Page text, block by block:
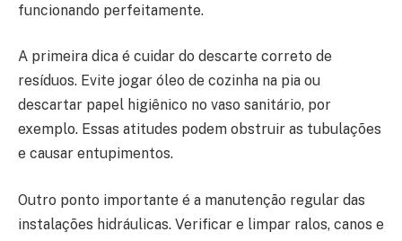
funcionando perfeitamente.
A primeira dica é cuidar do descarte correto de
resíduos. Evite jogar óleo de cozinha na pia ou
descartar papel higiênico no vaso sanitário, por
exemplo. Essas atitudes podem obstruir as tubulações
e causar entupimentos.
Outro ponto importante é a manutenção regular das
instalações hidráulicas. Verificar e limpar ralos, canos e